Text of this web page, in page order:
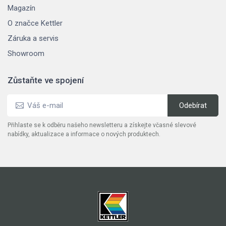
Magazín
O značce Kettler
Záruka a servis
Showroom
Zůstaňte ve spojení
Přihlaste se k odběru našeho newsletteru a získejte včasné slevové
nabídky, aktualizace a informace o nových produktech.